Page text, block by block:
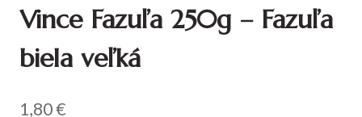
Vince Fazuľa 250g – Fazuľa
biela veľká
1,80€